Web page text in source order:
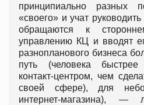
принципиально разных
«своего» и учат
обращаются к
управлению КЦ и вводят
разнопланового бизнеса
путь (человека быстрее
контакт-центром, чем
своей сфере), для
интернет-магазина), —